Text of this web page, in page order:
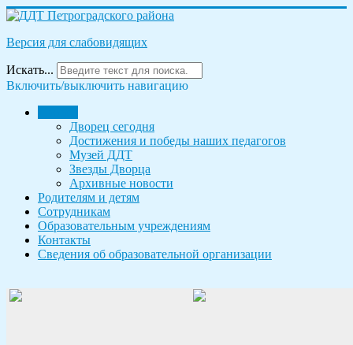
Версия для слабовидящих
Искать...
Включить/выключить навигацию
Дворец сегодня
Достижения и победы наших педагогов
Музей ДДТ
Звезды Дворца
Архивные новости
Родителям и детям
Сотрудникам
Образовательным учреждениям
Контакты
Сведения об образовательной организации